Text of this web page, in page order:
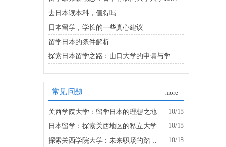
去日本读本科，值得吗
日本留学，学长的一些真心建议
留学日本的条件解析
探索日本留学之路：山口大学的申请与学费解析
常见问题 more
关西学院大学：留学日本的理想之地
10/18
日本留学：探索关西地区的私立大学
10/18
10/18